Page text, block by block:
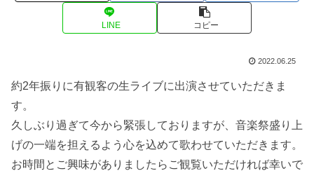
LINE コピー
2022.06.25
約2年振りに有観客の生ライブに出演させていただきま
す。
久しぶり過ぎて今から緊張しておりますが、音楽祭盛り上
げの一端を担えるよう心を込めて歌わせていただきます。
お時間とご興味がありましたらご観覧いただければ幸いで